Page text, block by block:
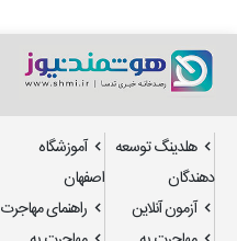
هلدینگ توسعه
دهندگان
آموزشگاه
اصفهان
آزمون آنلاین
راهنمای مهاجرت